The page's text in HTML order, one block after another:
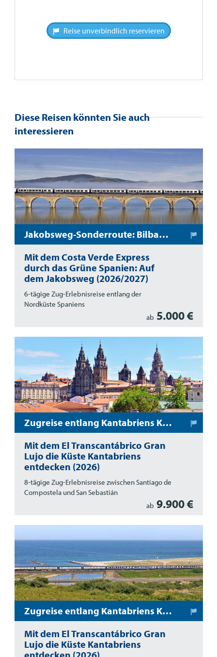
Reise unverbindlich reservieren
Diese Reisen könnten Sie auch
interessieren
Jakobsweg-Sonderroute: Bilbao - Santiago de Compostela
Mit dem Costa Verde Express
durch das Grüne Spanien: Auf
dem Jakobsweg (2026/2027)
6-tägige Zug-Erlebnisreise entlang der
Nordküste Spaniens
ab 5.000 €
Zugreise entlang Kantabriens Küste (Santiago de Compostela - San Sebastián)
Mit dem El Transcantábrico Gran
Lujo die Küste Kantabriens
entdecken (2026)
8-tägige Zug-Erlebnisreise zwischen Santiago de
Compostela und San Sebastián
ab 9.900 €
Zugreise entlang Kantabriens Küste (San Sebastian - Santiago de Compostela)
Mit dem El Transcantábrico Gran
Lujo die Küste Kantabriens